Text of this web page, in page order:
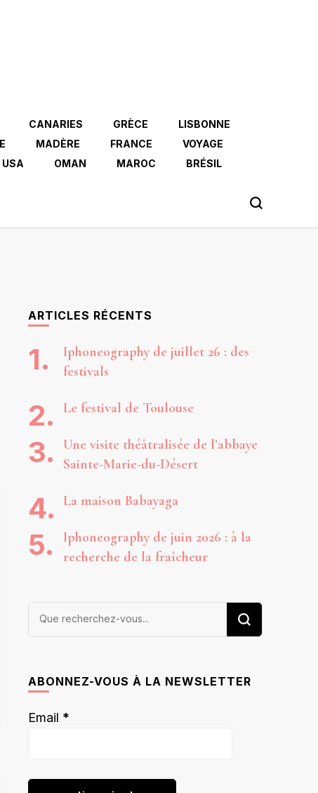
CANARIES GRÈCE
LISBONNE
MADÈRE FRANCE
VOYAGE
USA OMAN MAROC
BRÉSIL
ARTICLES RÉCENTS
Iphoneography de juillet 26 : des
festivals
Le festival de Toulouse
Une visite théâtralisée de l’abbaye
Sainte-Marie-du-Désert
La maison Babayaga
Iphoneography de juin 2026 : à la
recherche de la fraîcheur
Vous
ABONNEZ-VOUS À LA NEWSLETTER
Email *